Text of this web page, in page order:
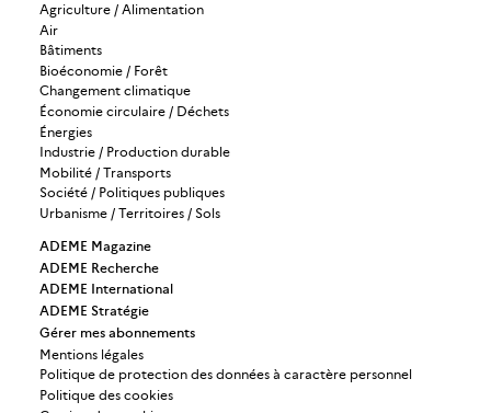
Agriculture / Alimentation
Air
Bâtiments
Bioéconomie / Forêt
Changement climatique
Économie circulaire / Déchets
Énergies
Industrie / Production durable
Mobilité / Transports
Société / Politiques publiques
Urbanisme / Territoires / Sols
ADEME Magazine
ADEME Recherche
ADEME International
ADEME Stratégie
Gérer mes abonnements
Mentions légales
Politique de protection des données à caractère personnel
Politique des cookies